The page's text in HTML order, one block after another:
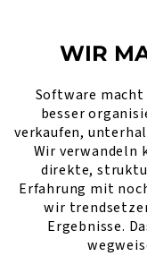
WIR
Software macht
besser
verkaufen,
Wir verwandeln
direkte,
Erfahrung mit
wir
Ergebnisse.